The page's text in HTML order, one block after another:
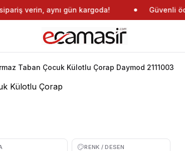
verin, aynı gün kargoda! Güvenli
Taban Çocuk Külotlu Çorap Daymod 2111003
RENK / DESEN